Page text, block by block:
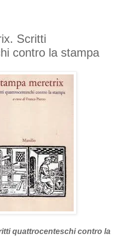
Scritti
contro la stampa
quattrocenteschi contro la